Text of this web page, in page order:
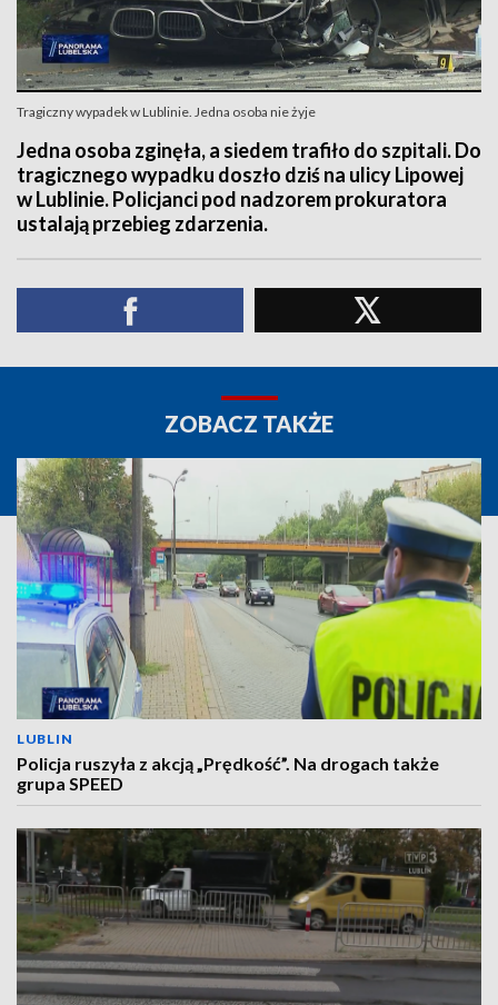
Tragiczny wypadek w Lublinie. Jedna osoba nie żyje
Jedna osoba zginęła, a siedem trafiło do szpitali. Do
tragicznego wypadku doszło dziś na ulicy Lipowej
w Lublinie. Policjanci pod nadzorem prokuratora
ustalają przebieg zdarzenia.
ZOBACZ TAKŻE
LUBLIN
Policja ruszyła z akcją „Prędkość”. Na drogach także
grupa SPEED